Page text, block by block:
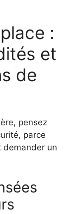
:
et
de
pensez
parce
demander un